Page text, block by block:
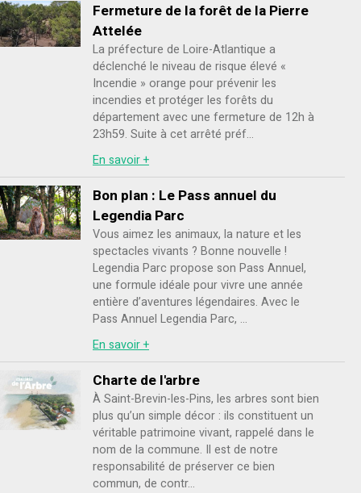
Fermeture de la forêt de la Pierre
Attelée
La préfecture de Loire-Atlantique a
déclenché le niveau de risque élevé «
Incendie » orange pour prévenir les
incendies et protéger les forêts du
département avec une fermeture de 12h à
23h59. Suite à cet arrêté préf...
En savoir +
Bon plan : Le Pass annuel du
Legendia Parc
Vous aimez les animaux, la nature et les
spectacles vivants ? Bonne nouvelle !
Legendia Parc propose son Pass Annuel,
une formule idéale pour vivre une année
entière d’aventures légendaires. Avec le
Pass Annuel Legendia Parc, ...
En savoir +
Charte de l'arbre
À Saint-Brevin-les-Pins, les arbres sont bien
plus qu’un simple décor : ils constituent un
véritable patrimoine vivant, rappelé dans le
nom de la commune. Il est de notre
responsabilité de préserver ce bien
commun, de contr...